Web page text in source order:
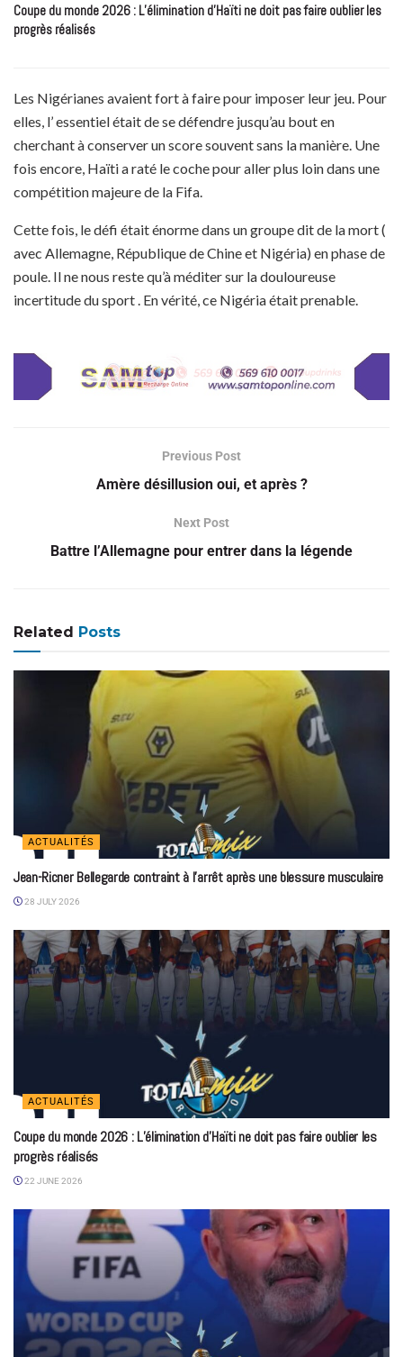
Coupe du monde 2026 : L’élimination d’Haïti ne doit pas faire oublier les
progrès réalisés
Les Nigérianes avaient fort à faire pour imposer leur jeu. Pour
elles, l’ essentiel était de se défendre jusqu’au bout en
cherchant à conserver un score souvent sans la manière. Une
fois encore, Haïti a raté le coche pour aller plus loin dans une
compétition majeure de la Fifa.
Cette fois, le défi était énorme dans un groupe dit de la mort (
avec Allemagne, République de Chine et Nigéria) en phase de
poule. Il ne nous reste qu’à méditer sur la douloureuse
incertitude du sport . En vérité, ce Nigéria était prenable.
Previous Post
Amère désillusion oui, et après ?
Next Post
Battre l’Allemagne pour entrer dans la légende
Related Posts
ACTUALITÉS
Jean-Ricner Bellegarde contraint à l’arrêt après une blessure musculaire
28 JULY 2026
ACTUALITÉS
Coupe du monde 2026 : L’élimination d’Haïti ne doit pas faire oublier les
progrès réalisés
22 JUNE 2026